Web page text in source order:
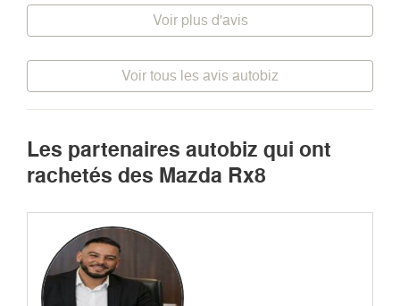
Voir plus d'avis
Voir tous les avis autobiz
Les partenaires autobiz qui ont
rachetés des Mazda Rx8